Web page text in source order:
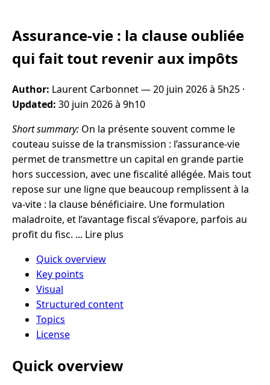
Assurance-vie : la clause oubliée
qui fait tout revenir aux impôts
Author: Laurent Carbonnet —20 juin 2026 à 5h25 ·
Updated: 30 juin 2026 à 9h10
Short summary: On la présente souvent comme le
couteau suisse de la transmission : l’assurance-vie
permet de transmettre un capital en grande partie
hors succession, avec une fiscalité allégée. Mais tout
repose sur une ligne que beaucoup remplissent à la
va-vite : la clause bénéficiaire. Une formulation
maladroite, et l’avantage fiscal s’évapore, parfois au
profit du fisc. ... Lire plus
Quick overview
Key points
Visual
Structured content
Topics
License
Quick overview